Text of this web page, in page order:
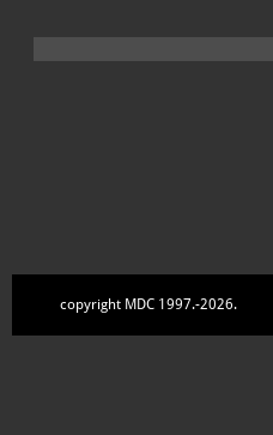
copyright MDC 1997.-2026.